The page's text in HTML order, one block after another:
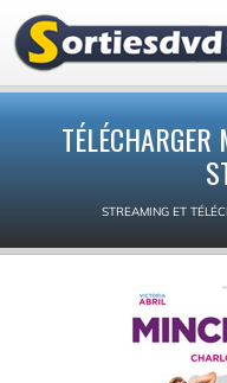
STREAMING ET